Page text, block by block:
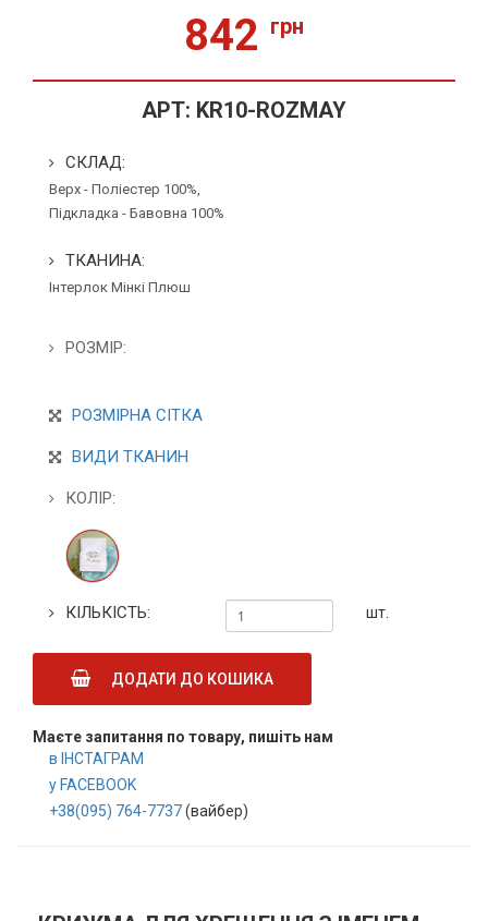
842 грн
АРТ: KR10-ROZMAY
СКЛАД:
Верх - Поліестер 100%,
Підкладка - Бавовна 100%
ТКАНИНА:
Інтерлок Мінкі Плюш
РОЗМІР:
РОЗМІРНА СІТКА
ВИДИ ТКАНИН
КОЛІР:
КІЛЬКІСТЬ: шт.
ДОДАТИ ДО КОШИКА
Маєте запитання по товару, пишіть нам
в ІНСТАГРАМ
у FACEBOOK
+38(095) 764-7737(вайбер)